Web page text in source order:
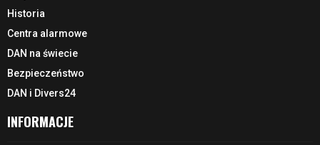
Historia
Centra alarmowe
DAN na świecie
Bezpieczeństwo
DAN i Divers24
INFORMACJE